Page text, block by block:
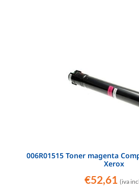
006R01515 Toner magenta
Xerox
€52,61 (iva